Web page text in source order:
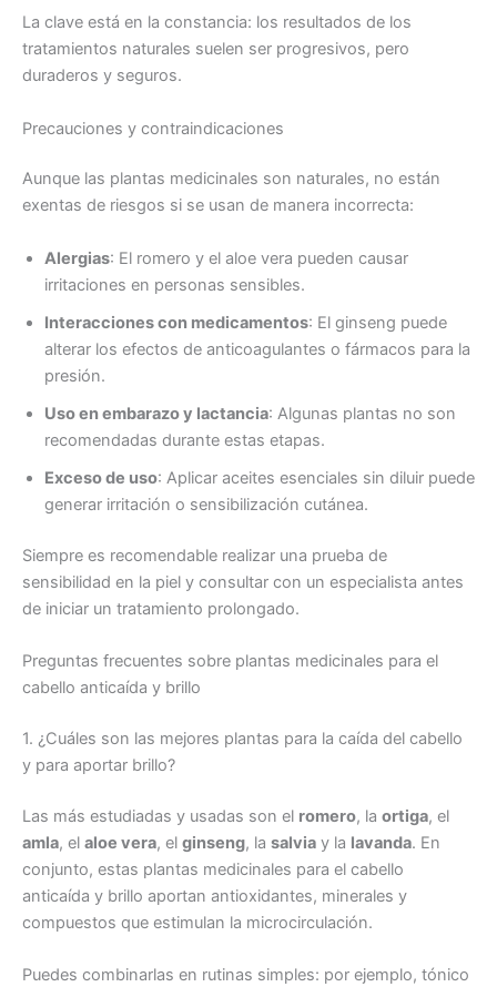
La clave está en la constancia: los resultados de los
tratamientos naturales suelen ser progresivos, pero
duraderos y seguros.
Precauciones y contraindicaciones
Aunque las plantas medicinales son naturales, no están
exentas de riesgos si se usan de manera incorrecta:
Alergias: El romero y el aloe vera pueden causar
irritaciones en personas sensibles.
Interacciones con medicamentos: El ginseng puede
alterar los efectos de anticoagulantes o fármacos para la
presión.
Uso en embarazo y lactancia: Algunas plantas no son
recomendadas durante estas etapas.
Exceso de uso: Aplicar aceites esenciales sin diluir puede
generar irritación o sensibilización cutánea.
Siempre es recomendable realizar una prueba de
sensibilidad en la piel y consultar con un especialista antes
de iniciar un tratamiento prolongado.
Preguntas frecuentes sobre plantas medicinales para el
cabello anticaída y brillo
1. ¿Cuáles son las mejores plantas para la caída del cabello
y para aportar brillo?
Las más estudiadas y usadas son el romero, la ortiga, el
amla, el aloe vera, el ginseng, la salvia y la lavanda. En
conjunto, estas plantas medicinales para el cabello
anticaída y brillo aportan antioxidantes, minerales y
compuestos que estimulan la microcirculación.
Puedes combinarlas en rutinas simples: por ejemplo, tónico